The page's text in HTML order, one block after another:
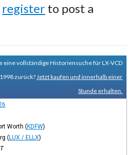
register to post a
eine vollständige Historiensuche für LX-VCD
zurück? Jetzt kaufen und innerhalb einer
Stunde erhalten.
Worth (KDFW)
(LUX / ELLX)